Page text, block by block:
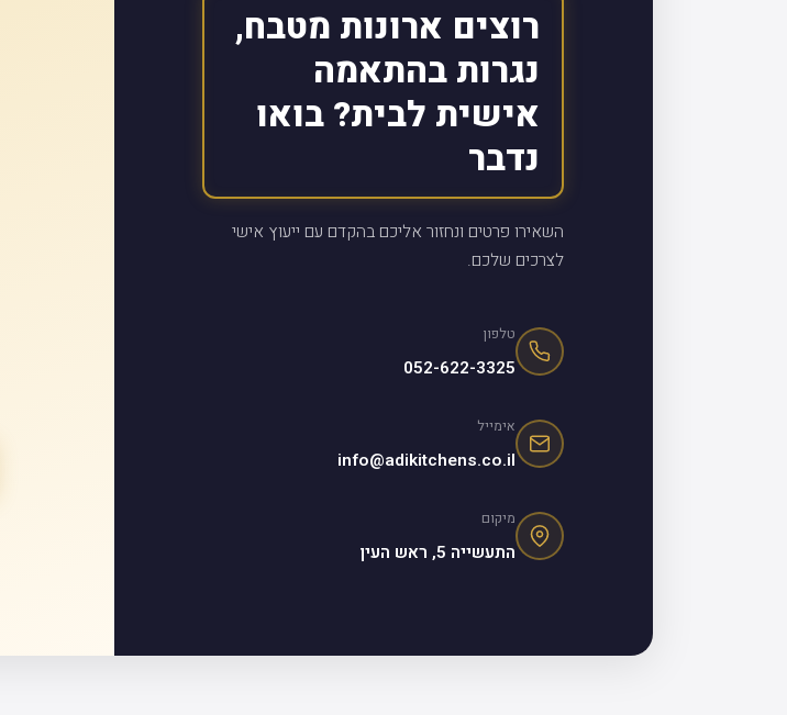
רוצים ארונות מטבח,
נגרות בהתאמה
אישית לבית? בואו
נדבר
השאירו פרטים ונחזור אליכם בהקדם עם ייעוץ אישי
לצרכים שלכם.
טלפון
052-622-3325
אימייל
info@adikitchens.co.il
מיקום
התעשייה 5, ראש העין